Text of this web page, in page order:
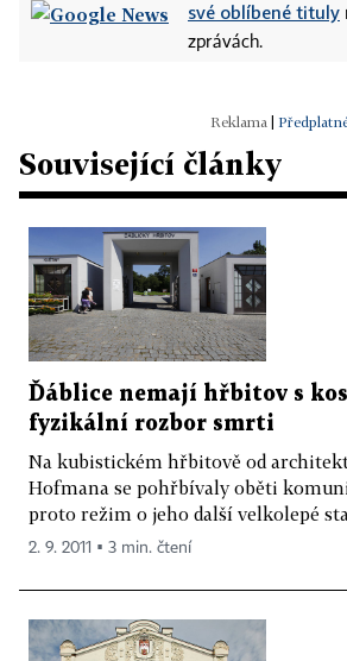
své oblíbené tituly
zprávách.
Související články
Ďáblice nemají hřbitov s
fyzikální rozbor smrti
Na kubistickém hřbitově od
Hofmana se pohřbívaly oběti
proto režim o jeho další velkolepé
2. 9. 2011 ▪ 3 min. čtení